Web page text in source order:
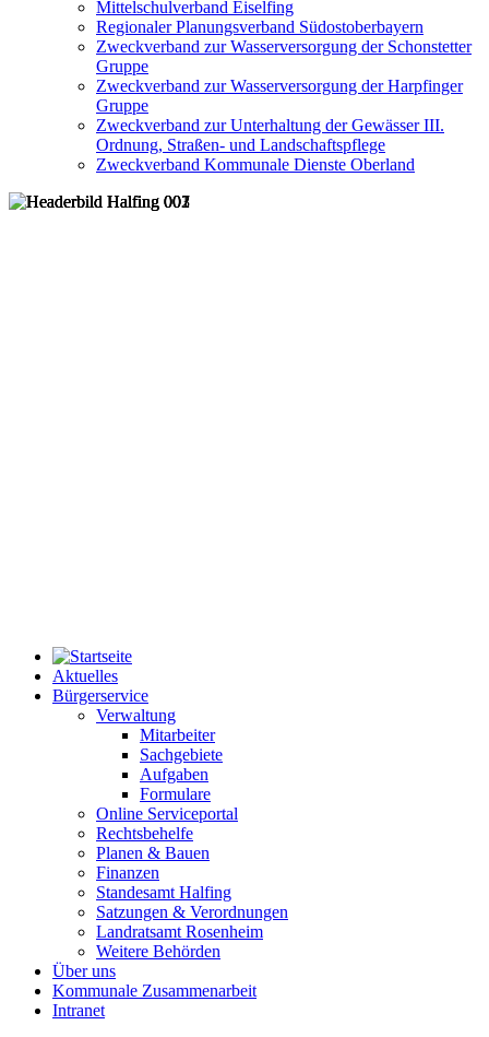
Mittelschulverband Eiselfing
Regionaler Planungsverband Südostoberbayern
Zweckverband zur Wasserversorgung der Schonstetter
Gruppe
Zweckverband zur Wasserversorgung der Harpfinger
Gruppe
Zweckverband zur Unterhaltung der Gewässer III.
Ordnung, Straßen- und Landschaftspflege
Zweckverband Kommunale Dienste Oberland
Aktuelles
Bürgerservice
Verwaltung
Mitarbeiter
Sachgebiete
Aufgaben
Formulare
Online Serviceportal
Rechtsbehelfe
Planen & Bauen
Finanzen
Standesamt Halfing
Satzungen & Verordnungen
Landratsamt Rosenheim
Weitere Behörden
Über uns
Kommunale Zusammenarbeit
Intranet